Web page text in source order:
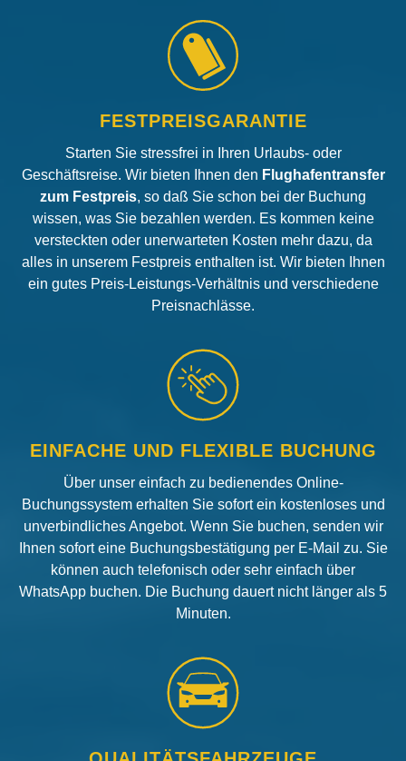
FESTPREISGARANTIE
Starten Sie stressfrei in Ihren Urlaubs- oder
Geschäftsreise. Wir bieten Ihnen den Flughafentransfer
zum Festpreis, so daß Sie schon bei der Buchung
wissen, was Sie bezahlen werden. Es kommen keine
versteckten oder unerwarteten Kosten mehr dazu, da
alles in unserem Festpreis enthalten ist. Wir bieten Ihnen
ein gutes Preis-Leistungs-Verhältnis und verschiedene
Preisnachlässe.
EINFACHE UND FLEXIBLE BUCHUNG
Über unser einfach zu bedienendes Online-
Buchungssystem erhalten Sie sofort ein kostenloses und
unverbindliches Angebot. Wenn Sie buchen, senden wir
Ihnen sofort eine Buchungsbestätigung per E-Mail zu. Sie
können auch telefonisch oder sehr einfach über
WhatsApp buchen. Die Buchung dauert nicht länger als 5
Minuten.